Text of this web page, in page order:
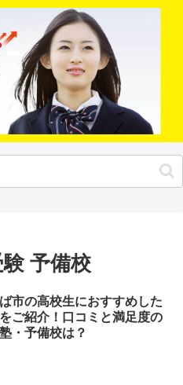
予備校
市の高校生におすすめした
ご紹介！口コミと満足度の
・予備校は？